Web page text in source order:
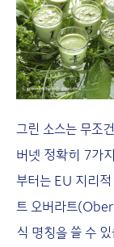
그린 소스는 무조
버넷 정확히 7가
부터는 EU 지리
트 오버라트
식 명칭을 쓸 수